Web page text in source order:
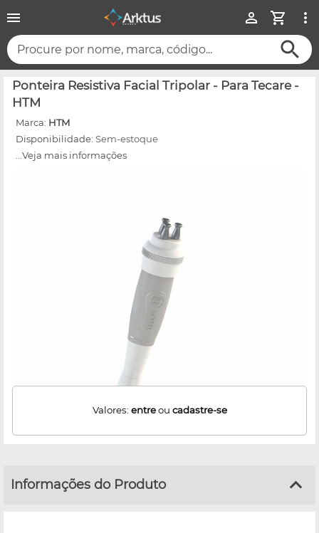
Procure por nome, marca, código...
Ponteira Resistiva Facial Tripolar - Para Tecare -
HTM
Marca: HTM
Disponibilidade: Sem-estoque
...Veja mais informações
Valores: entreou cadastre-se
Informações do Produto